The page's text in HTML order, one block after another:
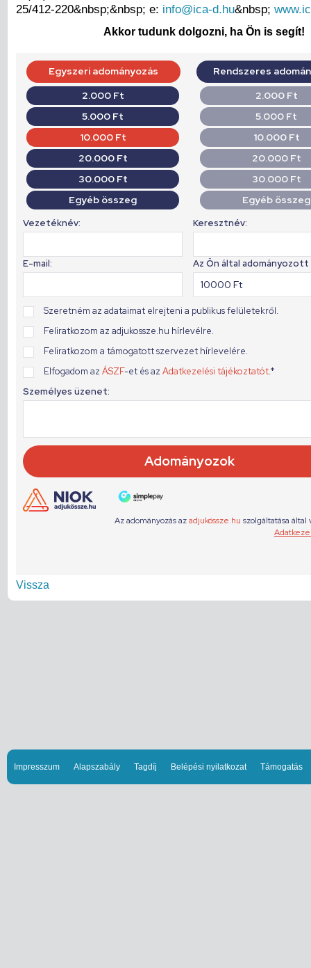
25/412-220&nbsp;&nbsp; e: info@ica-d.hu&nbsp;
Akkor tudunk dolgozni, ha Ön is segít!
Vissza
Impresszum Alapszabály Tagdíj Belépési nyilatkozat Támogatás